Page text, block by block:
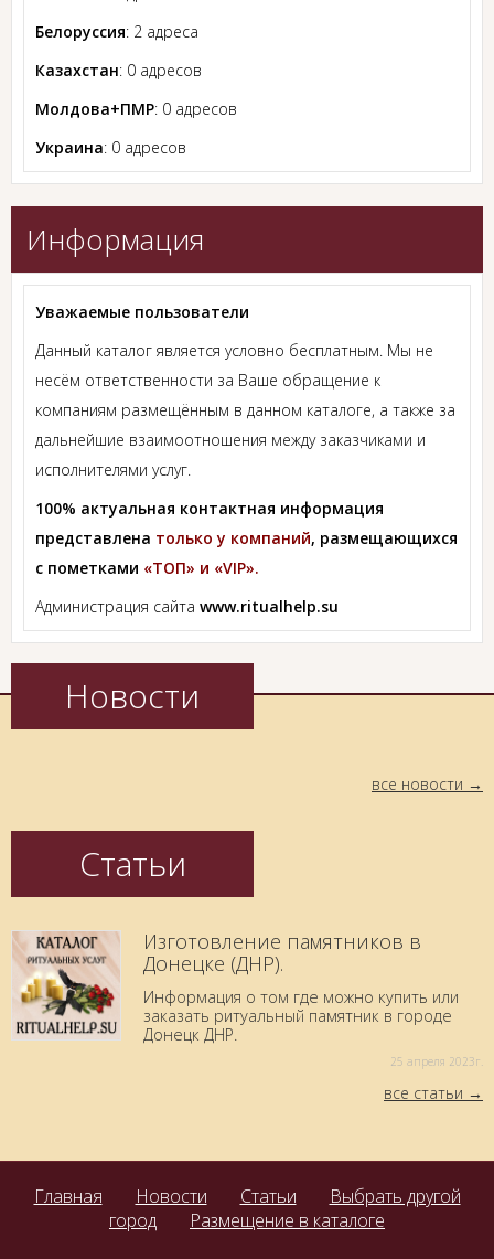
Белоруссия: 2 адреса
Казахстан: 0 адресов
Молдова+ПМР: 0 адресов
Украина: 0 адресов
Информация
Уважаемые пользователи
Данный каталог является условно бесплатным. Мы не
несём ответственности за Ваше обращение к
компаниям размещённым в данном каталоге, а также за
дальнейшие взаимоотношения между заказчиками и
исполнителями услуг.
100% актуальная контактная информация
представлена только у компаний, размещающихся
с пометками «ТОП» и «VIP».
Администрация сайта www.ritualhelp.su
Новости
все новости
Статьи
Изготовление памятников в
Донецке (ДНР).
Информация о том где можно купить или
заказать ритуальный памятник в городе
Донецк ДНР.
25 aпреля 2023г.
все статьи
Главная Новости Статьи
Выбрать другой
город
Размещение в каталоге